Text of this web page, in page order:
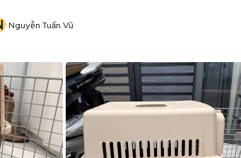
Nguyễn Tuấn Vũ